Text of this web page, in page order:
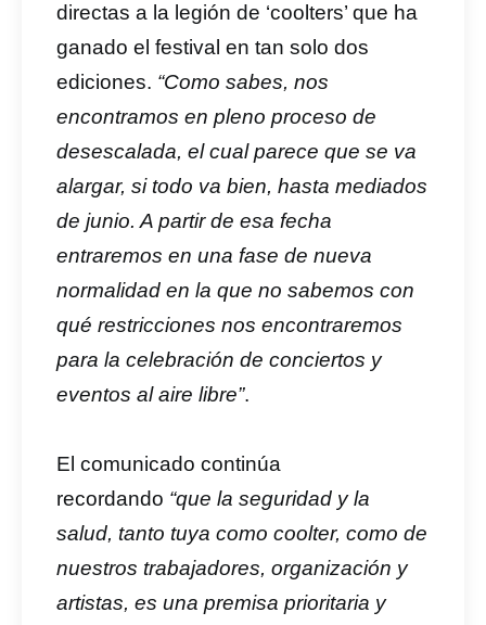
directas a la legión de ‘coolters’ que ha
ganado el festival en tan solo dos
ediciones. “Como sabes, nos
encontramos en pleno proceso de
desescalada, el cual parece que se va
alargar, si todo va bien, hasta mediados
de junio. A partir de esa fecha
entraremos en una fase de nueva
normalidad en la que no sabemos con
qué restricciones nos encontraremos
para la celebración de conciertos y
eventos al aire libre”.
El comunicado continúa
recordando “que la seguridad y la
salud, tanto tuya como coolter, como de
nuestros trabajadores, organización y
artistas, es una premisa prioritaria y